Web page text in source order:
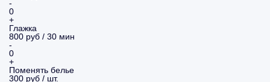
-
0
+
Глажка
800 руб / 30 мин
-
0
+
Поменять белье
300 руб / шт.